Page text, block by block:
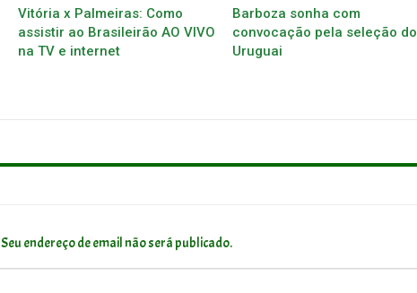
Vitória x Palmeiras: Como
assistir ao Brasileirão AO VIVO
na TV e internet
Barboza sonha com
convocação pela seleção do
Uruguai
Seu endereço de email não será publicado.